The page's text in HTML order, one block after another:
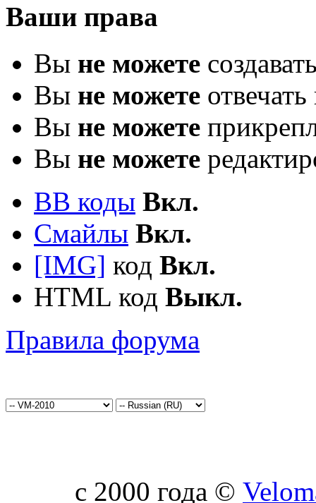
Ваши права
Вы не можете
Вы не можете
Вы не можете
Вы не можете
BB коды Вкл.
Смайлы Вкл.
[IMG] код Вкл.
HTML код Выкл.
Правила форума
c 2000 года ©